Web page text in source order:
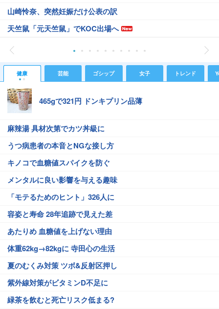
山崎怜奈、突然妊娠だけ公表の訳
天竺鼠「元天竺鼠」でKOC出場へ
健康 芸能 ゴシップ 女子 トレンド
465gで321円 ドンキプリン品薄
麻辣湯 具材次第でカツ丼級に
うつ病患者の本音とNGな接し方
キノコで血糖値スパイクを防ぐ
メンタルに良い影響を与える趣味
「モテるためのヒント」326人に
容姿と寿命 28年追跡で見えた差
あたりめ 血糖値を上げない理由
体重62kg→82kgに 寺田心の生活
夏のむくみ対策 ツボ&反射区押し
紫外線対策がビタミンD不足に
緑茶を飲むと死亡リスク低まる?